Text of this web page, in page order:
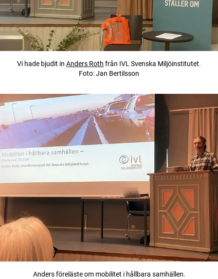
Vi hade bjudit in Anders Roth från IVL Svenska Miljöinstitutet.
Foto: Jan Bertilsson
Anders föreläste om mobilitet i hållbara samhällen.